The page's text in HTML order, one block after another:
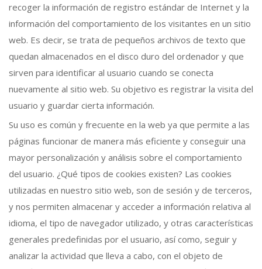
recoger la información de registro estándar de Internet y la
información del comportamiento de los visitantes en un sitio
web. Es decir, se trata de pequeños archivos de texto que
quedan almacenados en el disco duro del ordenador y que
sirven para identificar al usuario cuando se conecta
nuevamente al sitio web. Su objetivo es registrar la visita del
usuario y guardar cierta información.
Su uso es común y frecuente en la web ya que permite a las
páginas funcionar de manera más eficiente y conseguir una
mayor personalización y análisis sobre el comportamiento
del usuario. ¿Qué tipos de cookies existen? Las cookies
utilizadas en nuestro sitio web, son de sesión y de terceros,
y nos permiten almacenar y acceder a información relativa al
idioma, el tipo de navegador utilizado, y otras características
generales predefinidas por el usuario, así como, seguir y
analizar la actividad que lleva a cabo, con el objeto de